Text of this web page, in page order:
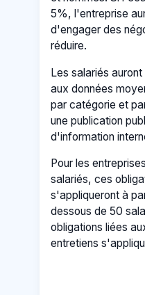
5%, l'entreprise
d'engager des
réduire.
Les salariés
aux données
par catégorie et
une publication
d'information
Pour les
salariés, ces
s'appliqueront à
dessous de 50
obligations liées
entretiens